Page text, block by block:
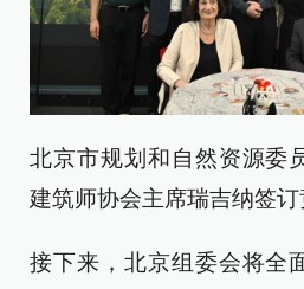
北京市规划和自然资源委
建筑师协会主席瑞吉纳签订
接下来，北京组委会将全